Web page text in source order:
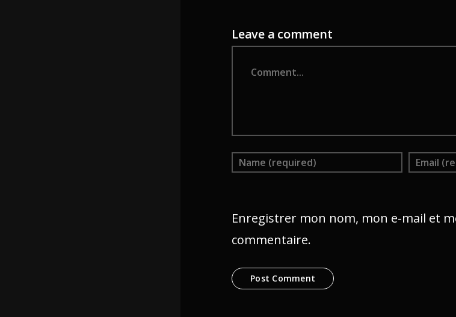
Leave a comment
Enregistrer mon nom, mon e-mail et
commentaire.